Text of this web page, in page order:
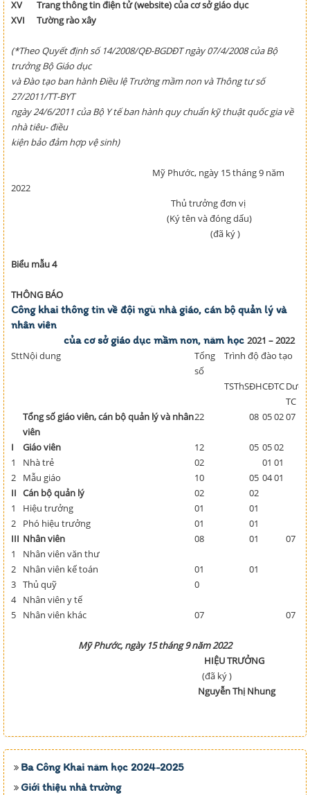
XV
Trang thông tin điện tử (website) của cơ sở giáo dục
XVI
Tường rào xây
(*Theo Quyết định số 14/2008/QĐ-BGDĐT ngày 07/4/2008 của Bộ
trưởng Bộ Giáo dục
và Đào tạo ban hành Điều lệ Trường mầm non và Thông tư số
27/2011/TT-BYT
ngày 24/6/2011 của Bộ Y tế ban hành quy chuẩn kỹ thuật quốc gia về
nhà tiêu- điều
kiện bảo đảm hợp vệ sinh)
Mỹ Phước, ngày 15 tháng 9 năm
2022
Thủ trưởng đơn vị
(Ký tên và đóng dấu)
(đã ký )
Biểu mẫu 4
THÔNG BÁO
Công khai thông tin về đội ngũ nhà giáo, cán bộ quản lý và
nhân viên
của cơ sở giáo dục mầm non, năm học 2021 – 2022
SttNội dung
Tổng
số
Trình độ đào tạo
TSThSĐHCĐTCDưới
TC
Tổng số giáo viên, cán bộ quản lý và nhân
viên
22 08 050207
I Giáo viên 12 05 0502
1
Nhà trẻ 02 01 01
2
Mẫu giáo 10 05 0401
II Cán bộ quản lý 02
02
1
Hiệu trưởng 01
01
2
Phó hiệu trưởng 01
01
III Nhân viên 08 01
07
1
Nhân viên văn thư
2
Nhân viên kế toán 01
01
3 Thủ quỹ
0
4
Nhân viên y tế
5
Nhân viên khác 07 07
Mỹ Phước, ngày 15 tháng 9 năm 2022
HIỆU TRƯỞNG
(đã ký )
Nguyễn Thị Nhung
Ba Công Khai năm học 2024-2025
Giới thiệu nhà trường